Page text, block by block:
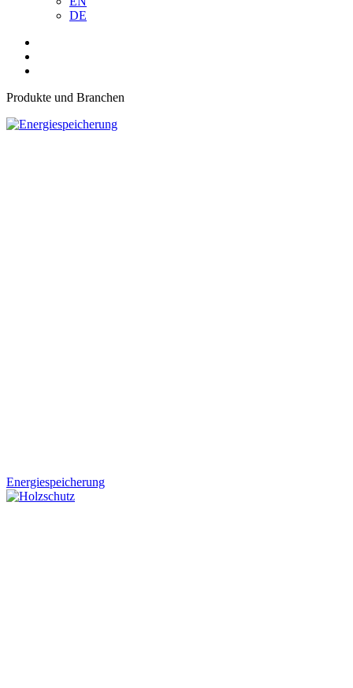
DE
Produkte und Branchen
Energiespeicherung